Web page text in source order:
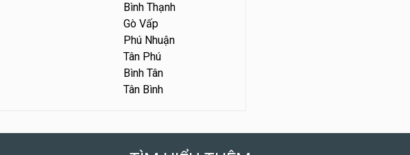
Bình Thạnh
Gò Vấp
Phú Nhuận
Tân Phú
Bình Tân
Tân Bình